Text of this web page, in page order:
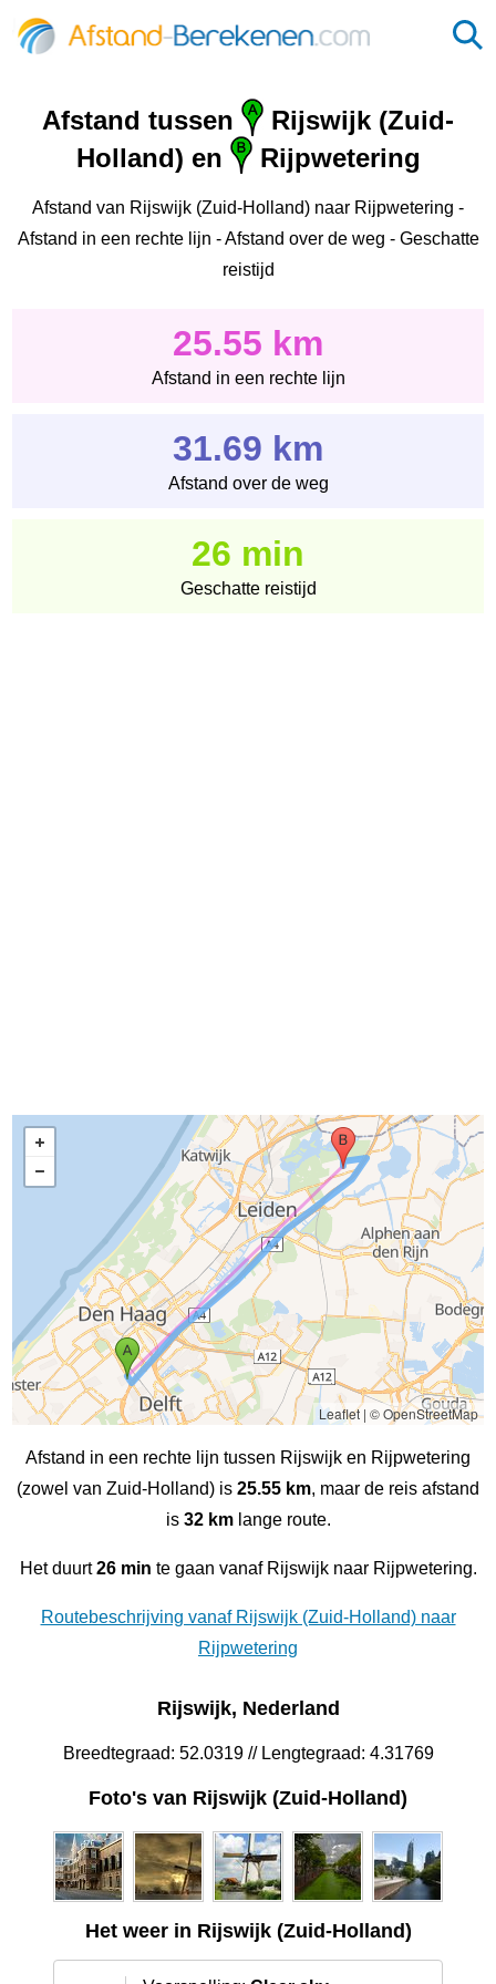
Afstand tussen
Rijswijk (Zuid-
Holland) en
Rijpwetering
Afstand van Rijswijk (Zuid-Holland) naar Rijpwetering -
Afstand in een rechte lijn - Afstand over de weg - Geschatte
reistijd
25.55 km
Afstand in een rechte lijn
31.69 km
Afstand over de weg
26 min
Geschatte reistijd
Leaflet| © OpenStreetMap
Afstand in een rechte lijn tussen Rijswijk en Rijpwetering
(zowel van Zuid-Holland) is 25.55 km, maar de reis afstand
is 32 kmlange route.
Het duurt26 min te gaan vanaf Rijswijk naar Rijpwetering.
Routebeschrijving vanaf Rijswijk (Zuid-Holland) naar
Rijpwetering
Rijswijk, Nederland
Breedtegraad: 52.0319 // Lengtegraad: 4.31769
Foto's van Rijswijk (Zuid-Holland)
Het weer in Rijswijk (Zuid-Holland)